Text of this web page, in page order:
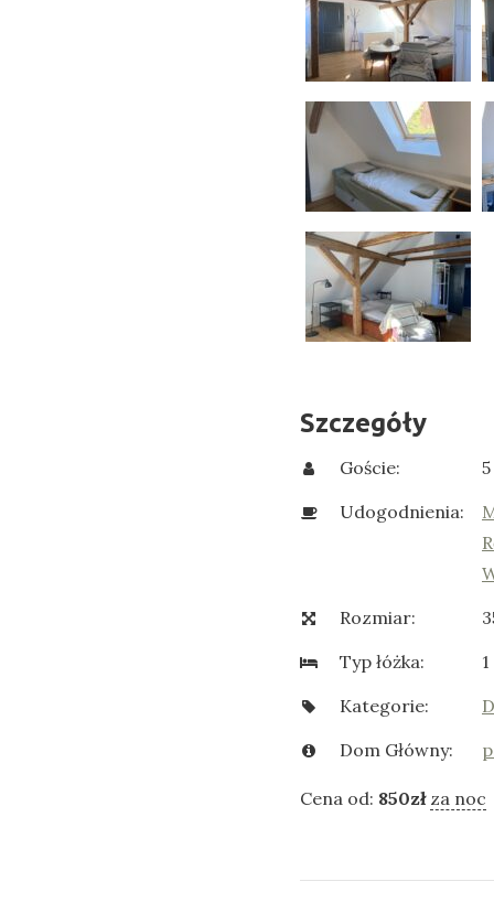
Szczegóły
Goście:
5
Udogodnienia:
Rozmiar:
Typ łóżka:
Kategorie:
Dom Główny:
Cena od: 850zł za noc